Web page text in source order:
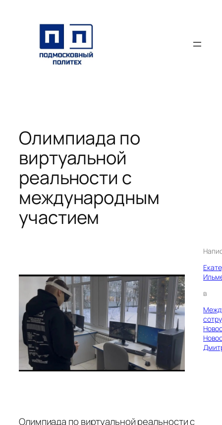
содержимому
Олимпиада по
виртуальной
реальности с
международным
участием
в
Олимпиада по виртуальной реальности с